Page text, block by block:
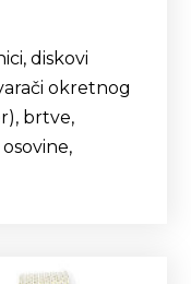
diskovi
okretnog
brtve,